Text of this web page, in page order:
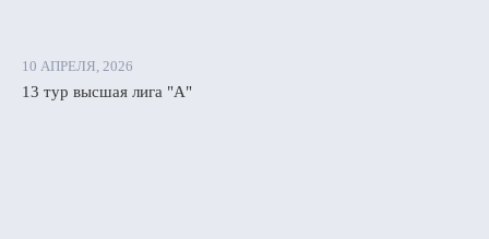
10 АПРЕЛЯ, 2026
13 тур высшая лига "А"